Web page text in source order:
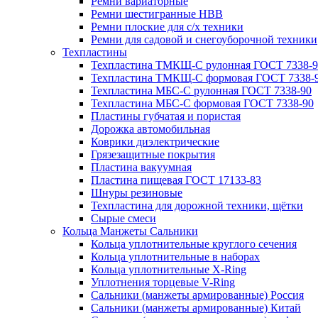
Ремни шестигранные HBB
Ремни плоские для с/х техники
Ремни для садовой и снегоуборочной техники
Техпластины
Техпластина ТМКЩ-С рулонная ГОСТ 7338-
Техпластина ТМКЩ-С формовая ГОСТ 7338-
Техпластина МБС-С рулонная ГОСТ 7338-90
Техпластина МБС-С формовая ГОСТ 7338-90
Пластины губчатая и пористая
Дорожка автомобильная
Коврики диэлектрические
Грязезащитные покрытия
Пластина вакуумная
Пластина пищевая ГОСТ 17133-83
Шнуры резиновые
Техпластина для дорожной техники, щётки
Сырые смеси
Кольца Манжеты Сальники
Кольца уплотнительные круглого сечения
Кольца уплотнительные в наборах
Кольца уплотнительные Х-Ring
Уплотнения торцевые V-Ring
Сальники (манжеты армированные) Россия
Сальники (манжеты армированные) Китай